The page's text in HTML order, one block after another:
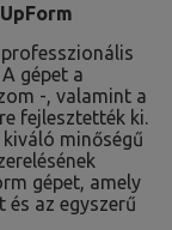
gépet a
-, valamint a
fejlesztették ki.
minőségű
gépet, amely
az egyszerű